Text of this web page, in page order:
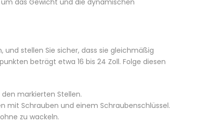
das Gewicht und die dynamischen
und stellen Sie sicher, dass sie gleichmäßig
beträgt etwa 16 bis 24 Zoll. Folge diesen
markierten Stellen.
mit Schrauben und einem Schraubenschlüssel.
zu wackeln.